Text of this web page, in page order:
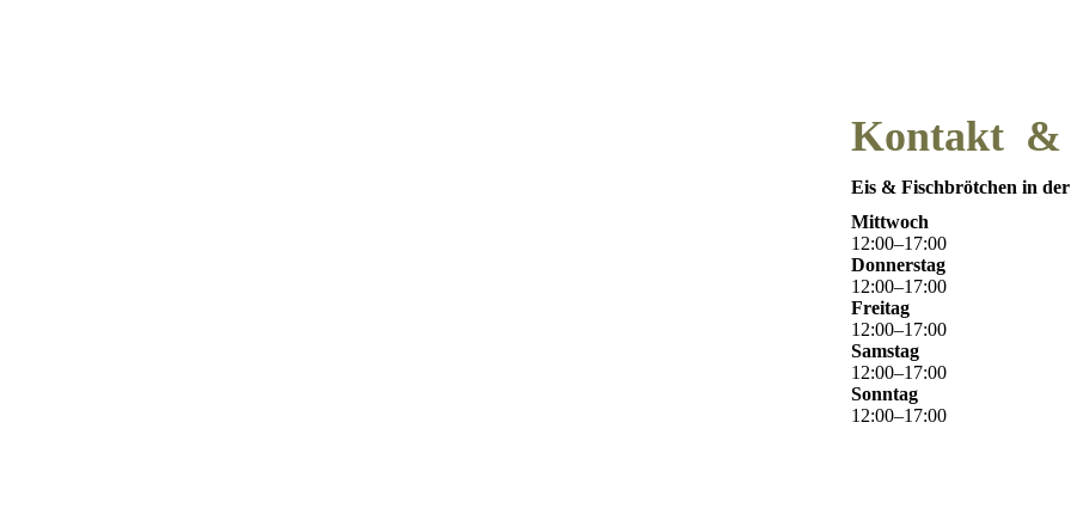
Kontakt &
Eis & Fischbrötchen in
Mittwoch
12:00–17:00
Donnerstag
12:00–17:00
Freitag
12:00–17:00
Samstag
12:00–17:00
Sonntag
12:00–17:00